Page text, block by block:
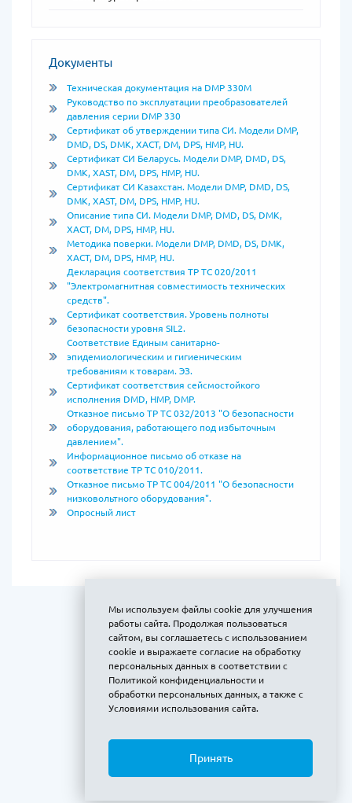
Документы
Техническая документация на DMP 330M
Руководство по эксплуатации преобразователей
давления серии DMP 330
Сертификат об утверждении типа СИ. Модели DMP,
DMD, DS, DMK, XACT, DM, DPS, HMP, HU.
Сертификат СИ Беларусь. Модели DMP, DMD, DS,
DMK, XAST, DM, DPS, HMP, HU.
Сертификат СИ Казахстан. Модели DMP, DMD, DS,
DMK, XAST, DM, DPS, HMP, HU.
Описание типа СИ. Модели DMP, DMD, DS, DMK,
XACT, DM, DPS, HMP, HU.
Методика поверки. Модели DMP, DMD, DS, DMK,
XACT, DM, DPS, HMP, HU.
Декларация соответствия ТР ТС 020/2011
"Электромагнитная совместимость технических
средств".
Сертификат соответствия. Уровень полноты
безопасности уровня SIL2.
Соответствие Единым санитарно-
эпидемиологическим и гигиеническим
требованиям к товарам. ЭЗ.
Сертификат соответствия сейсмостойкого
исполнения DMD, HMP, DMP.
Отказное письмо ТР ТС 032/2013 "О безопасности
оборудования, работающего под избыточным
давлением".
Информационное письмо об отказе на
соответствие ТР ТС 010/2011.
Отказное письмо ТР ТС 004/2011 "О безопасности
низковольтного оборудования".
Опросный лист
Мы используем файлы cookie для улучшения
работы сайта. Продолжая пользоваться
сайтом, вы соглашаетесь с использованием
cookie и выражаете согласие на обработку
персональных данных в соответствии с
Политикой конфиденциальности и
обработки персональных данных , а также с
Условиями использования сайта
Принять